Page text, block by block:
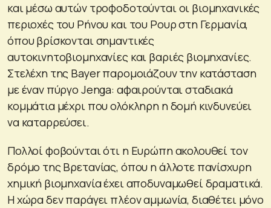
και μέσω αυτών τροφοδοτούνται οι βιομηχανικές
περιοχές του Ρήνου και του Ρουρ στη Γερμανία,
όπου βρίσκονται σημαντικές
αυτοκινητοβιομηχανίες και βαριές βιομηχανίες.
Στελέχη της Bayer παρομοιάζουν την κατάσταση
με έναν πύργο Jenga: αφαιρούνται σταδιακά
κομμάτια μέχρι που ολόκληρη η δομή κινδυνεύει
να καταρρεύσει.
Πολλοί φοβούνται ότι η Ευρώπη ακολουθεί τον
δρόμο της Βρετανίας, όπου η άλλοτε πανίσχυρη
χημική βιομηχανία έχει αποδυναμωθεί δραματικά.
Η χώρα δεν παράγει πλέον αμμωνία, διαθέτει μόνο